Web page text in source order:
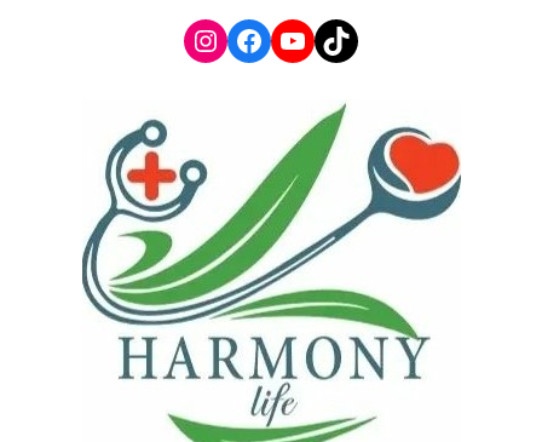
Instagram
Facebook
YouTube
TikTok